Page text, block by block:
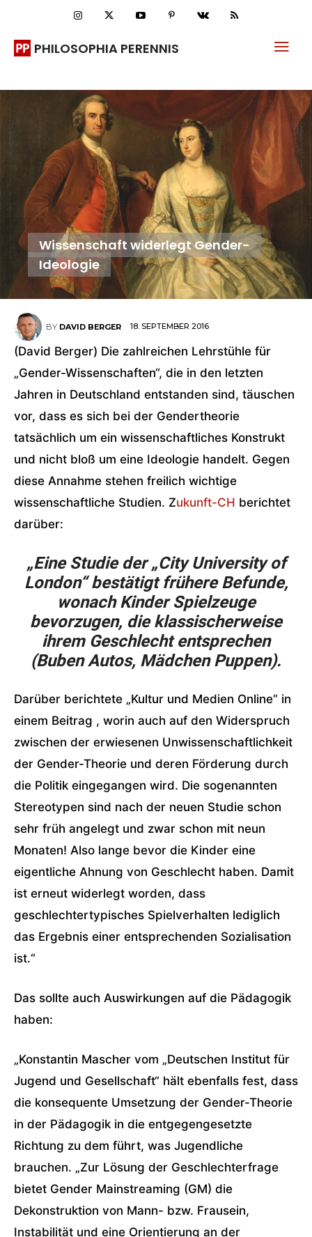
PHILOSOPHIA PERENNIS
Wissenschaft widerlegt Gender-
Ideologie
BY DAVID BERGER 18. SEPTEMBER 2016
(David Berger) Die zahlreichen Lehrstühle für
„Gender-Wissenschaften“, die in den letzten
Jahren in Deutschland entstanden sind, täuschen
vor, dass es sich bei der Gendertheorie
tatsächlich um ein wissenschaftliches Konstrukt
und nicht bloß um eine Ideologie handelt. Gegen
diese Annahme stehen freilich wichtige
wissenschaftliche Studien. Zukunft-CH berichtet
darüber:
„Eine Studie der „City University of
London“ bestätigt frühere Befunde,
wonach Kinder Spielzeuge
bevorzugen, die klassischerweise
ihrem Geschlecht entsprechen
(Buben Autos, Mädchen Puppen).
Darüber berichtete „Kultur und Medien Online“ in
einem Beitrag , worin auch auf den Widerspruch
zwischen der erwiesenen Unwissenschaftlichkeit
der Gender-Theorie und deren Förderung durch
die Politik eingegangen wird. Die sogenannten
Stereotypen sind nach der neuen Studie schon
sehr früh angelegt und zwar schon mit neun
Monaten! Also lange bevor die Kinder eine
eigentliche Ahnung von Geschlecht haben. Damit
ist erneut widerlegt worden, dass
geschlechtertypisches Spielverhalten lediglich
das Ergebnis einer entsprechenden Sozialisation
ist.“
Das sollte auch Auswirkungen auf die Pädagogik
haben:
„Konstantin Mascher vom „Deutschen Institut für
Jugend und Gesellschaft“ hält ebenfalls fest, dass
die konsequente Umsetzung der Gender-Theorie
in der Pädagogik in die entgegengesetzte
Richtung zu dem führt, was Jugendliche
brauchen. „Zur Lösung der Geschlechterfrage
bietet Gender Mainstreaming (GM) die
Dekonstruktion von Mann- bzw. Frausein,
Instabilität und eine Orientierung an der